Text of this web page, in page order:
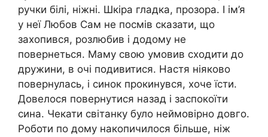
ручки білі, ніжні. Шкіра гладка, прозора. І ім’я
у неї Любов Сам не посмів сказати, що
захопився, розлюбив і додому не
повернеться. Маму свою умовив сходити до
дружини, в очі подивитися. Настя ніяково
повернулась, і синок прокинувся, хоче їсти.
Довелося повернутися назад і заспокоїти
сина. Чекати світанку було неймовірно довго.
Роботи по дому накопичилося більше, ніж